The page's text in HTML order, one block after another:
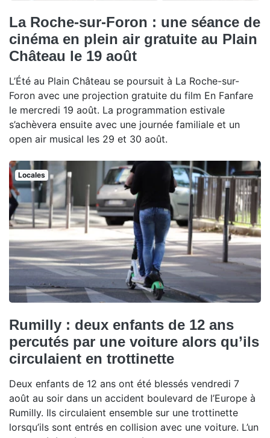
La Roche-sur-Foron : une séance de
cinéma en plein air gratuite au Plain
Château le 19 août
L’Été au Plain Château se poursuit à La Roche-sur-
Foron avec une projection gratuite du film En Fanfare
le mercredi 19 août. La programmation estivale
s’achèvera ensuite avec une journée familiale et un
open air musical les 29 et 30 août.
Locales
Rumilly : deux enfants de 12 ans
percutés par une voiture alors qu’ils
circulaient en trottinette
Deux enfants de 12 ans ont été blessés vendredi 7
août au soir dans un accident boulevard de l’Europe à
Rumilly. Ils circulaient ensemble sur une trottinette
lorsqu’ils sont entrés en collision avec une voiture. L’un